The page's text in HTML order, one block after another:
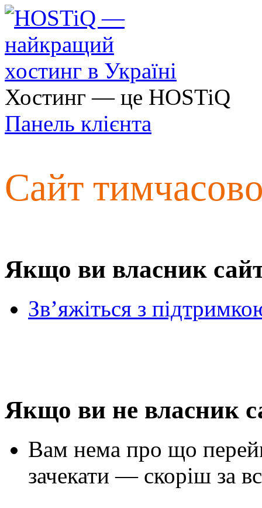
Хостинг — це HOSTiQ
Панель клієнта
Сайт
Якщо ви власник
Зв’яжіться з
Якщо ви не власник
Вам нема про що
зачекати — скоріш за